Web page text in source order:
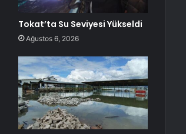
Tokat’ta Su Seviyesi Yükseldi
Ağustos 6, 2026